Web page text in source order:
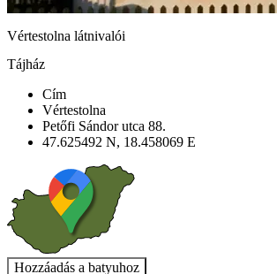
Vértestolna látnivalói
Tájház
Cím
Vértestolna
Petőfi Sándor utca 88.
47.625492 N, 18.458069 E